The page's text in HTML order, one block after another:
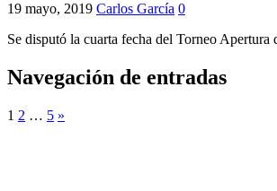
19 mayo, 2019 Carlos García 0
Se disputó la cuarta fecha del Torneo
Navegación de entradas
1 2 … 5 »